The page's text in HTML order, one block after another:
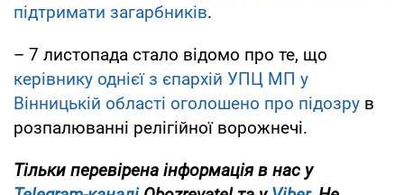
підтримати загарбників.
– 7 листопада стало відомо про те, що
керівнику однієї з єпархій УПЦ МП у
Вінницькій області оголошено про підозру в
розпалюванні релігійної ворожнечі.
Тільки перевірена інформація в нас у